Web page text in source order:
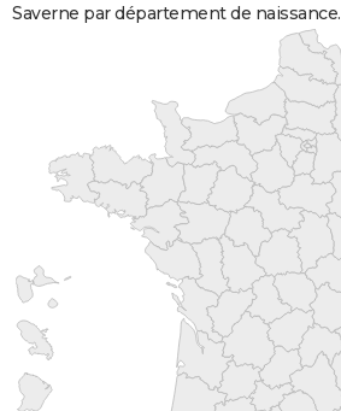
Saverne par département de naissance.